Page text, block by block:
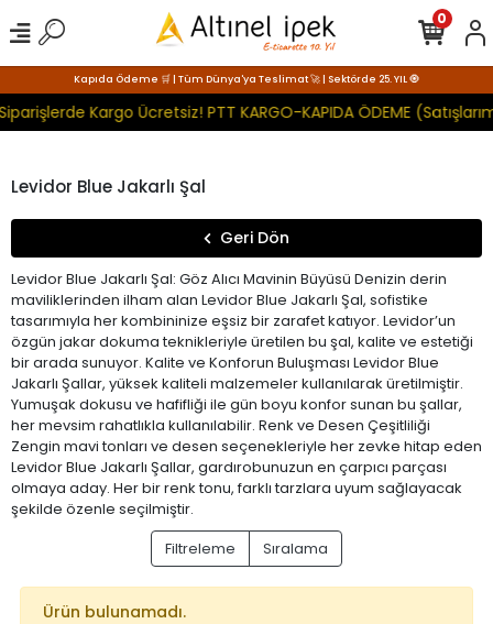
Kapıda Ödeme 🛒 | Tüm Dünya'ya Teslimat 🚀 | Sektörde 25. YIL 🧿
Kargo Ücretsiz! PTT KARGO-KAPIDA ÖDEME
0
Levidor Blue Jakarlı Şal
Geri Dön
Levidor Blue Jakarlı Şal: Göz Alıcı Mavinin Büyüsü Denizin derin
maviliklerinden ilham alan Levidor Blue Jakarlı Şal, sofistike
tasarımıyla her kombininize eşsiz bir zarafet katıyor. Levidor’un
özgün jakar dokuma teknikleriyle üretilen bu şal, kalite ve estetiği
bir arada sunuyor. Kalite ve Konforun Buluşması Levidor Blue
Jakarlı Şallar, yüksek kaliteli malzemeler kullanılarak üretilmiştir.
Yumuşak dokusu ve hafifliği ile gün boyu konfor sunan bu şallar,
her mevsim rahatlıkla kullanılabilir. Renk ve Desen Çeşitliliği
Zengin mavi tonları ve desen seçenekleriyle her zevke hitap eden
Levidor Blue Jakarlı Şallar, gardırobunuzun en çarpıcı parçası
olmaya aday. Her bir renk tonu, farklı tarzlara uyum sağlayacak
şekilde özenle seçilmiştir.
Filtreleme
Sıralama
Ürün bulunamadı.